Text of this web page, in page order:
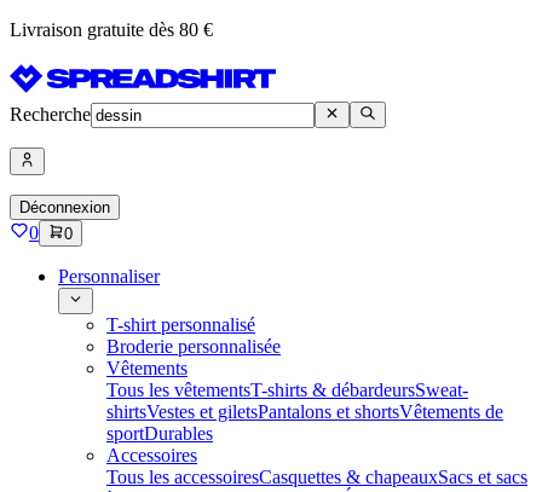
Livraison gratuite dès 80 €
Recherche
Déconnexion
0 0
Personnaliser
T-shirt personnalisé
Broderie personnalisée
Vêtements
Tous les vêtementsT-shirts & débardeursSweat-
shirtsVestes et giletsPantalons et shortsVêtements de
sportDurables
Accessoires
Tous les accessoiresCasquettes & chapeauxSacs et sacs